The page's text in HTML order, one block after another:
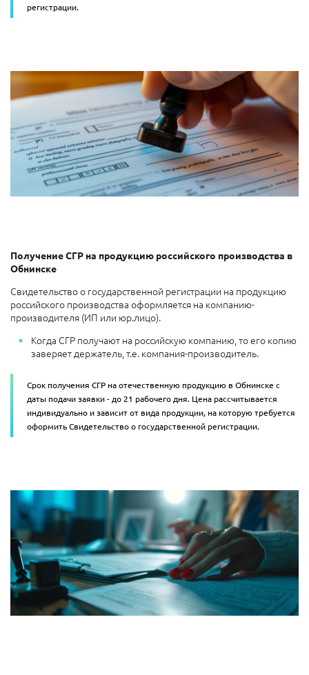
регистрации.
Получение СГР на продукцию российского производства в
Обнинске
Свидетельство о государственной регистрации на продукцию
российского производства оформляется на компанию-
производителя (ИП или юр.лицо).
Когда СГР получают на российскую компанию, тоего копию
заверяет держатель, т.е. компания-производитель.
Срок получения СГР на отечественную продукцию в Обнинске с
даты подачи заявки - до 21 рабочего дня. Цена рассчитывается
индивидуально и зависит от вида продукции, на которую требуется
оформить Свидетельство о государственной регистрации.